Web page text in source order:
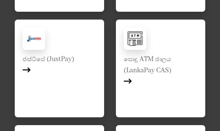
ජස්ට්පේ (JustPay)
පොදු ATM ජාලය
(LankaPay CAS)